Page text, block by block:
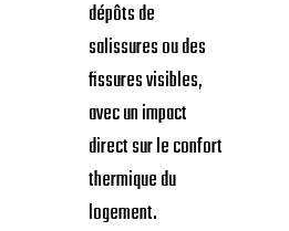
dépôts de
salissures ou des
fissures visibles,
avec un impact
direct sur le confort
thermique du
logement.